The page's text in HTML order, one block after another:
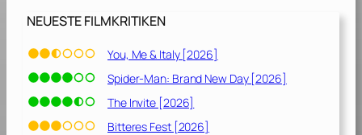
2
]
NEUESTE FILMKRITIKEN
You, Me & Italy [2026]
Spider-Man: Brand New Day [2026]
The Invite [2026]
Bitteres Fest [2026]